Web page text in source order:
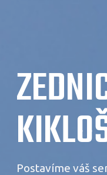
Postavíme váš